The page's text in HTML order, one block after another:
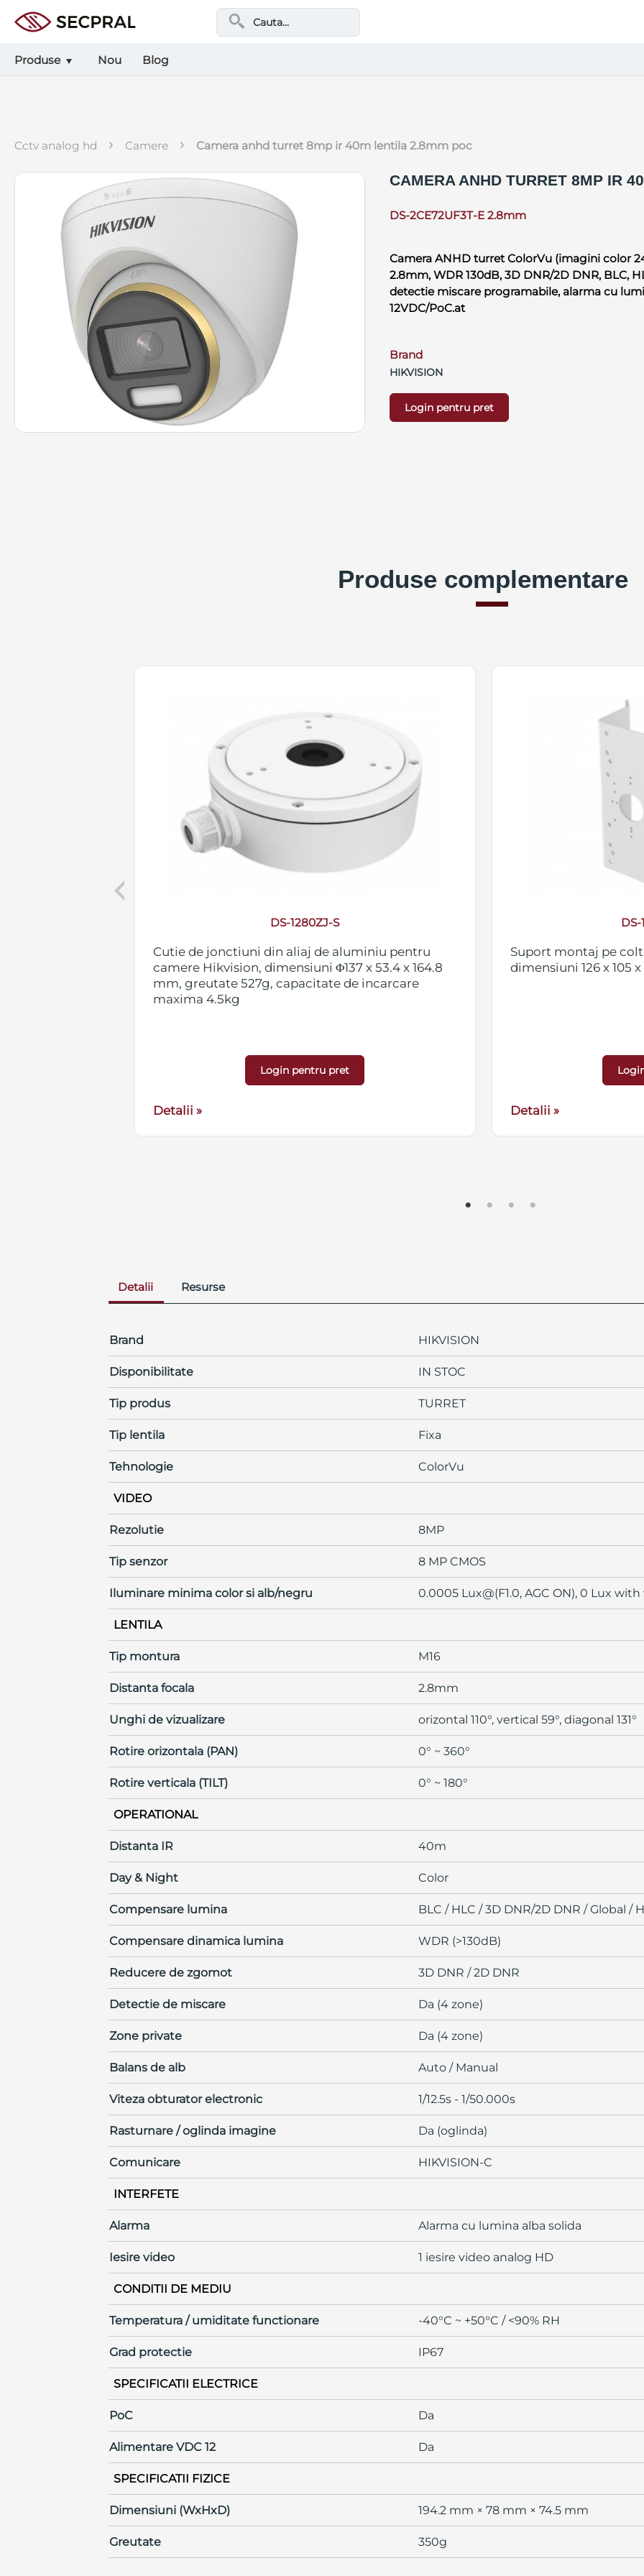
Produse Nou Blog
cctv analog hd › camere › camera anhd turret 8mp ir 40m lentila 2.8mm poc
CAMERA ANHD TURRET 8MP IR
DS-2CE72UF3T-E 2.8mm
Camera ANHD turret ColorVu (imagini color
2.8mm, WDR 130dB, 3D DNR/2D DNR, BLC,
detectie miscare programabile, alarma cu
12VDC/PoC.at
Brand
HIKVISION
Login pentru pret
Produse complementare
Previous
DS-1280ZJ-S
Cutie de jonctiuni din aliaj de aluminiu pentru
camere Hikvision, dimensiuni Φ137 x 53.4 x 164.8
mm, greutate 527g, capacitate de incarcare
maxima 4.5kg
Login pentru pret
Detalii »
DS-
Suport montaj pe
dimensiuni 126 x 105
Detalii »
Detalii Resurse
Brand HIKVISION
Disponibilitate IN STOC
Tip produs TURRET
Tip lentila Fixa
Tehnologie ColorVu
VIDEO
Rezolutie 8MP
Tip senzor 8 MP CMOS
Iluminare minima color si alb/negru 0.0005 Lux@(F1.0, AGC ON), 0 Lux
LENTILA
Tip montura M16
Distanta focala 2.8mm
Unghi de vizualizare orizontal 110°, vertical 59°, diagonal 131°
Rotire orizontala (PAN) 0° ~ 360°
Rotire verticala (TILT) 0° ~ 180°
OPERATIONAL
Distanta IR 40m
Day & Night Color
Compensare lumina BLC / HLC / 3D DNR/2D DNR / Global /
Compensare dinamica lumina WDR (>130dB)
Reducere de zgomot 3D DNR / 2D DNR
Detectie de miscare Da (4 zone)
Zone private Da (4 zone)
Balans de alb Auto / Manual
Viteza obturator electronic 1/12.5s - 1/50.000s
Rasturnare / oglinda imagine Da (oglinda)
Comunicare HIKVISION-C
INTERFETE
Alarma Alarma cu lumina alba solida
Iesire video 1 iesire video analog HD
CONDITII DE MEDIU
Temperatura / umiditate functionare -40°C ~ +50°C / <90% RH
Grad protectie IP67
SPECIFICATII ELECTRICE
PoC Da
Alimentare VDC 12 Da
SPECIFICATII FIZICE
Dimensiuni (WxHxD) 194.2 mm × 78 mm × 74.5 mm
Greutate 350g